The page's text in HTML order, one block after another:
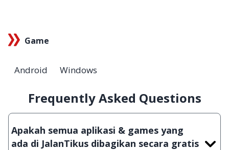
Game
Android Windows
Frequently Asked Questions
Apakah semua aplikasi & games yang
ada di JalanTikus dibagikan secara gratis